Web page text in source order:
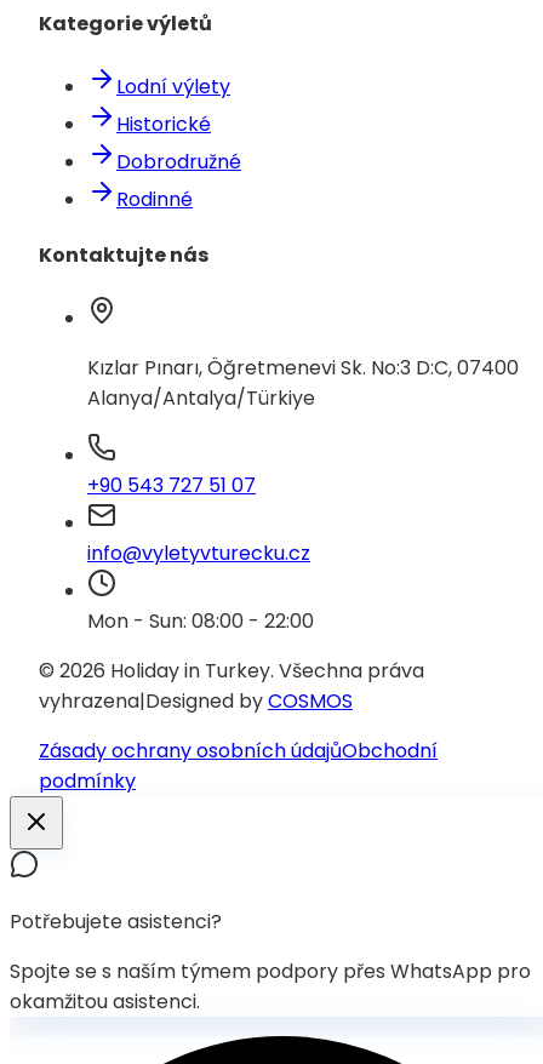
Kategorie výletů
Lodní výlety
Historické
Dobrodružné
Rodinné
Kontaktujte nás
Kızlar Pınarı, Öğretmenevi Sk. No:3 D:C, 07400
Alanya/Antalya/Türkiye
+90 543 727 51 07
info@vyletyvturecku.cz
Mon - Sun: 08:00 - 22:00
© 2026 Holiday in Turkey. Všechna práva
vyhrazena|Designed byCOSMOS
Zásady ochrany osobních údajůObchodní
podmínky
Potřebujete asistenci?
Spojte se s naším týmem podpory přes WhatsApp pro
okamžitou asistenci.